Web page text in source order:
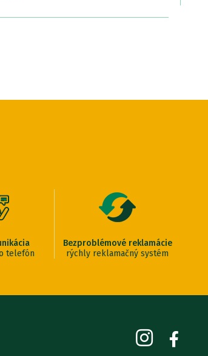
telefón
Bezproblémové reklamácie
rýchly reklamačný systém